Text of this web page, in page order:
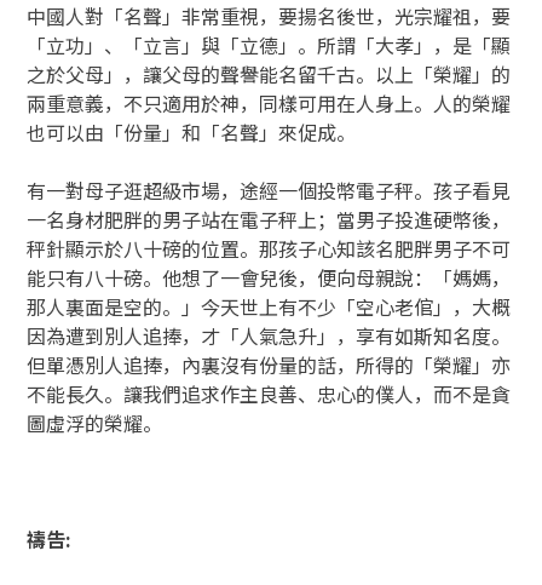
中國人對「名聲」非常重視，要揚名後世，光宗耀祖，要
「立功」、「立言」與「立德」。所謂「大孝」，是「顯
之於父母」，讓父母的聲譽能名留千古。以上「榮耀」的
兩重意義，不只適用於神，同樣可用在人身上。人的榮耀
也可以由「份量」和「名聲」來促成。
有一對母子逛超級市場，途經一個投幣電子秤。孩子看見
一名身材肥胖的男子站在電子秤上；當男子投進硬幣後，
秤針顯示於八十磅的位置。那孩子心知該名肥胖男子不可
能只有八十磅。他想了一會兒後，便向母親說：「媽媽，
那人裏面是空的。」今天世上有不少「空心老倌」，大概
因為遭到別人追捧，才「人氣急升」，享有如斯知名度。
但單憑別人追捧，內裏沒有份量的話，所得的「榮耀」亦
不能長久。讓我們追求作主良善、忠心的僕人，而不是貪
圖虛浮的榮耀。
禱告: